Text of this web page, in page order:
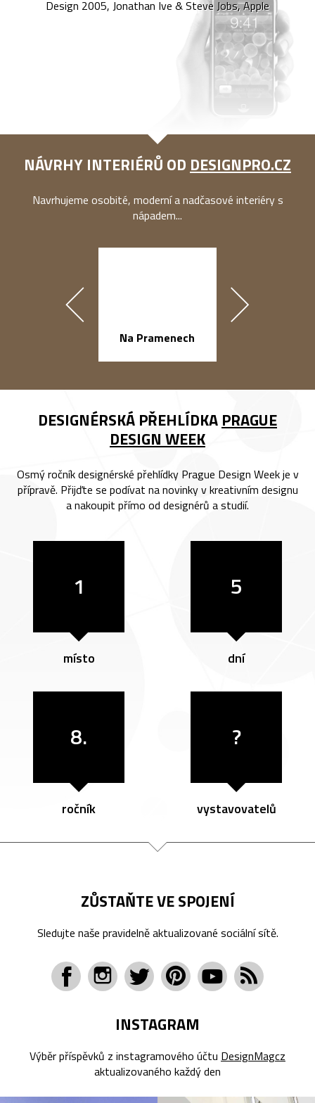
Design 2005, Jonathan Ive & Steve Jobs, Apple
NÁVRHY INTERIÉRŮ OD DESIGNPRO.CZ
Navrhujeme osobité, moderní a nadčasové interiéry s
nápadem...
Na Pramenech
DESIGNÉRSKÁ PŘEHLÍDKA PRAGUE
DESIGN WEEK
Osmý ročník designérské přehlídky Prague Design Week je v
přípravě. Přijďte se podívat na novinky v kreativním designu
a nakoupit přímo od designérů a studií.
1
místo
5
dní
8.
ročník
?
vystavovatelů
ZŮSTAŇTE VE SPOJENÍ
Sledujte naše pravidelně aktualizované sociální sítě.
INSTAGRAM
Výběr příspěvků z instagramového účtu DesignMagcz
aktualizovaného každý den